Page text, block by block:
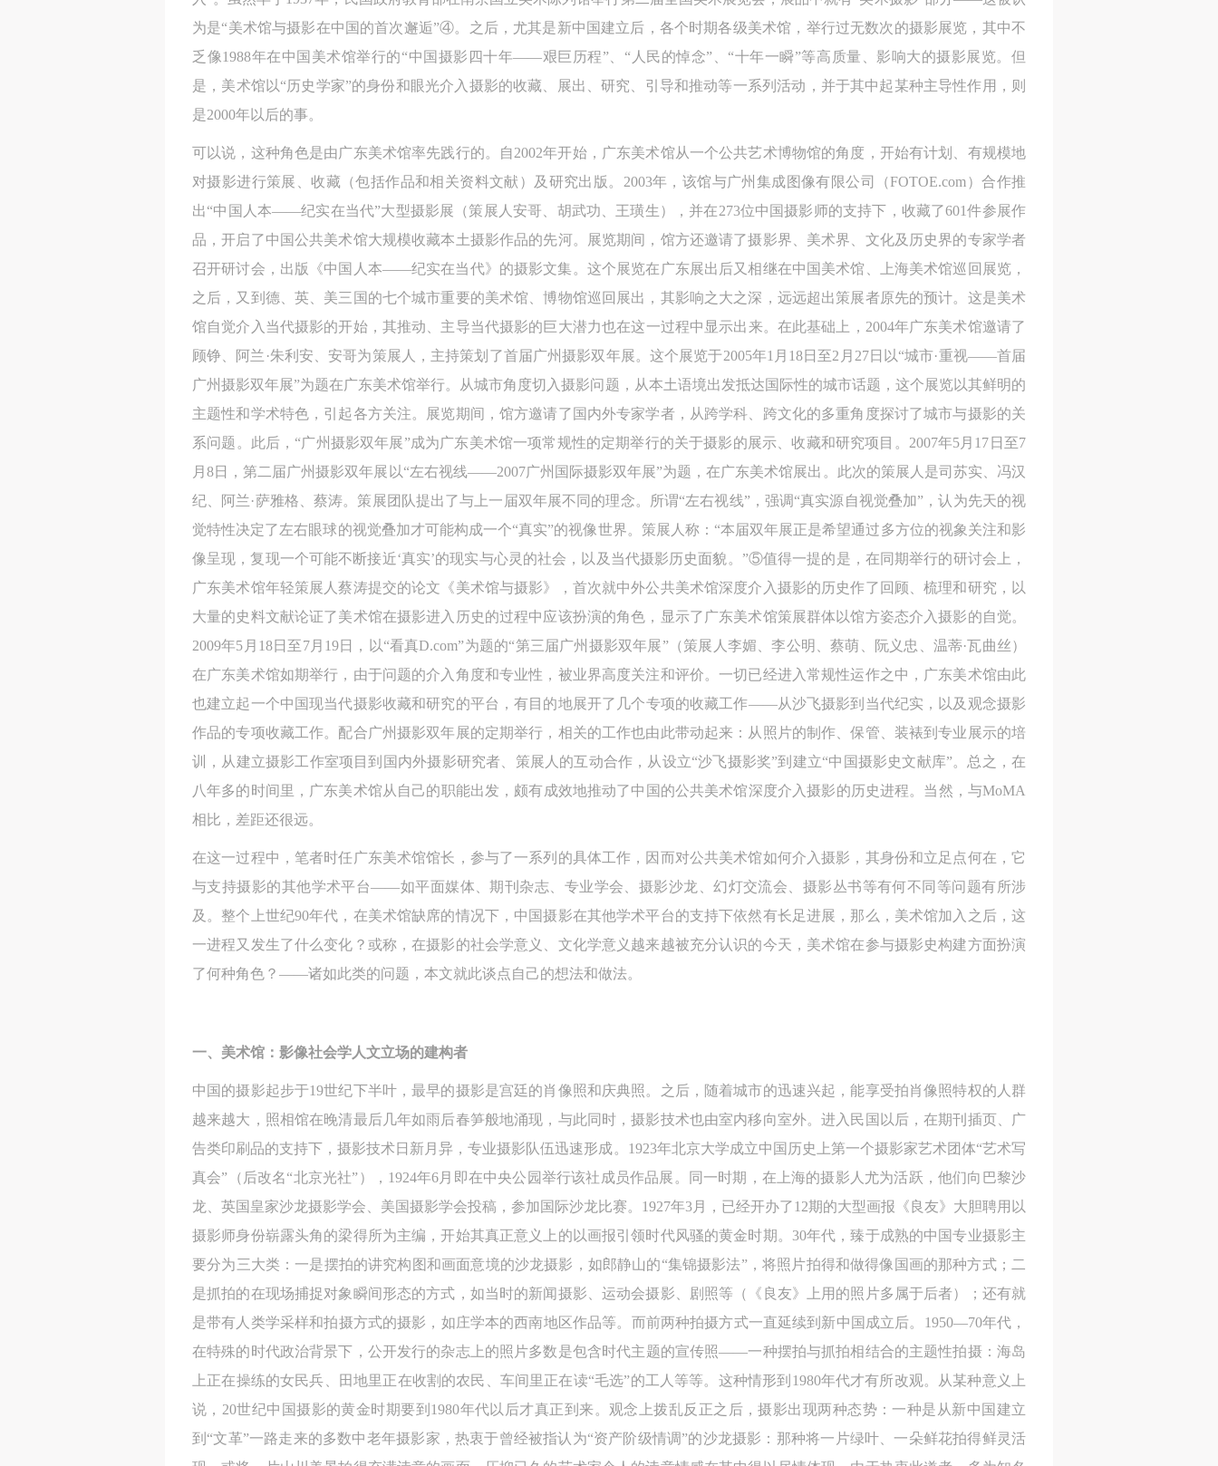
为是“美术馆与摄影在中国的首次邂逅”④。之后，尤其是新中国建立后，各个时期各级美术馆，举行过无数次的摄影展览，其中不
乏像1988年在中国美术馆举行的“中国摄影四十年——艰巨历程”、“人民的悼念”、“十年一瞬”等高质量、影响大的摄影展览。但
是，美术馆以“历史学家”的身份和眼光介入摄影的收藏、展出、研究、引导和推动等一系列活动，并于其中起某种主导性作用，则
是2000年以后的事。
可以说，这种角色是由广东美术馆率先践行的。自2002年开始，广东美术馆从一个公共艺术博物馆的角度，开始有计划、有规模地
对摄影进行策展、收藏（包括作品和相关资料文献）及研究出版。2003年，该馆与广州集成图像有限公司（FOTOE.com）合作推
出“中国人本——纪实在当代”大型摄影展（策展人安哥、胡武功、王璜生），并在273位中国摄影师的支持下，收藏了601件参展作
品，开启了中国公共美术馆大规模收藏本土摄影作品的先河。展览期间，馆方还邀请了摄影界、美术界、文化及历史界的专家学者
召开研讨会，出版《中国人本——纪实在当代》的摄影文集。这个展览在广东展出后又相继在中国美术馆、上海美术馆巡回展览，
之后，又到德、英、美三国的七个城市重要的美术馆、博物馆巡回展出，其影响之大之深，远远超出策展者原先的预计。这是美术
馆自觉介入当代摄影的开始，其推动、主导当代摄影的巨大潜力也在这一过程中显示出来。在此基础上，2004年广东美术馆邀请了
顾铮、阿兰·朱利安、安哥为策展人，主持策划了首届广州摄影双年展。这个展览于2005年1月18日至2月27日以“城市·重视——首届
广州摄影双年展”为题在广东美术馆举行。从城市角度切入摄影问题，从本土语境出发抵达国际性的城市话题，这个展览以其鲜明的
主题性和学术特色，引起各方关注。展览期间，馆方邀请了国内外专家学者，从跨学科、跨文化的多重角度探讨了城市与摄影的关
系问题。此后，“广州摄影双年展”成为广东美术馆一项常规性的定期举行的关于摄影的展示、收藏和研究项目。2007年5月17日至7
月8日，第二届广州摄影双年展以“左右视线——2007广州国际摄影双年展”为题，在广东美术馆展出。此次的策展人是司苏实、冯汉
纪、阿兰·萨雅格、蔡涛。策展团队提出了与上一届双年展不同的理念。所谓“左右视线”，强调“真实源自视觉叠加”，认为先天的视
觉特性决定了左右眼球的视觉叠加才可能构成一个“真实”的视像世界。策展人称：“本届双年展正是希望通过多方位的视象关注和影
像呈现，复现一个可能不断接近‘真实’的现实与心灵的社会，以及当代摄影历史面貌。”⑤值得一提的是，在同期举行的研讨会上，
广东美术馆年轻策展人蔡涛提交的论文《美术馆与摄影》，首次就中外公共美术馆深度介入摄影的历史作了回顾、梳理和研究，以
大量的史料文献论证了美术馆在摄影进入历史的过程中应该扮演的角色，显示了广东美术馆策展群体以馆方姿态介入摄影的自觉。
2009年5月18日至7月19日，以“看真D.com”为题的“第三届广州摄影双年展”（策展人李媚、李公明、蔡萌、阮义忠、温蒂·瓦曲丝）
在广东美术馆如期举行，由于问题的介入角度和专业性，被业界高度关注和评价。一切已经进入常规性运作之中，广东美术馆由此
也建立起一个中国现当代摄影收藏和研究的平台，有目的地展开了几个专项的收藏工作——从沙飞摄影到当代纪实，以及观念摄影
作品的专项收藏工作。配合广州摄影双年展的定期举行，相关的工作也由此带动起来：从照片的制作、保管、装裱到专业展示的培
训，从建立摄影工作室项目到国内外摄影研究者、策展人的互动合作，从设立“沙飞摄影奖”到建立“中国摄影史文献库”。总之，在
八年多的时间里，广东美术馆从自己的职能出发，颇有成效地推动了中国的公共美术馆深度介入摄影的历史进程。当然，与MoMA
相比，差距还很远。
在这一过程中，笔者时任广东美术馆馆长，参与了一系列的具体工作，因而对公共美术馆如何介入摄影，其身份和立足点何在，它
与支持摄影的其他学术平台——如平面媒体、期刊杂志、专业学会、摄影沙龙、幻灯交流会、摄影丛书等有何不同等问题有所涉
及。整个上世纪90年代，在美术馆缺席的情况下，中国摄影在其他学术平台的支持下依然有长足进展，那么，美术馆加入之后，这
一进程又发生了什么变化？或称，在摄影的社会学意义、文化学意义越来越被充分认识的今天，美术馆在参与摄影史构建方面扮演
了何种角色？——诸如此类的问题，本文就此谈点自己的想法和做法。
一、美术馆：影像社会学人文立场的建构者
中国的摄影起步于19世纪下半叶，最早的摄影是宫廷的肖像照和庆典照。之后，随着城市的迅速兴起，能享受拍肖像照特权的人群
越来越大，照相馆在晚清最后几年如雨后春笋般地涌现，与此同时，摄影技术也由室内移向室外。进入民国以后，在期刊插页、广
告类印刷品的支持下，摄影技术日新月异，专业摄影队伍迅速形成。1923年北京大学成立中国历史上第一个摄影家艺术团体“艺术写
真会”（后改名“北京光社”），1924年6月即在中央公园举行该社成员作品展。同一时期，在上海的摄影人尤为活跃，他们向巴黎沙
龙、英国皇家沙龙摄影学会、美国摄影学会投稿，参加国际沙龙比赛。1927年3月，已经开办了12期的大型画报《良友》大胆聘用以
摄影师身份崭露头角的梁得所为主编，开始其真正意义上的以画报引领时代风骚的黄金时期。30年代，臻于成熟的中国专业摄影主
要分为三大类：一是摆拍的讲究构图和画面意境的沙龙摄影，如郎静山的“集锦摄影法”，将照片拍得和做得像国画的那种方式；二
是抓拍的在现场捕捉对象瞬间形态的方式，如当时的新闻摄影、运动会摄影、剧照等（《良友》上用的照片多属于后者）；还有就
是带有人类学采样和拍摄方式的摄影，如庄学本的西南地区作品等。而前两种拍摄方式一直延续到新中国成立后。1950—70年代，
在特殊的时代政治背景下，公开发行的杂志上的照片多数是包含时代主题的宣传照——一种摆拍与抓拍相结合的主题性拍摄：海岛
上正在操练的女民兵、田地里正在收割的农民、车间里正在读“毛选”的工人等等。这种情形到1980年代才有所改观。从某种意义上
说，20世纪中国摄影的黄金时期要到1980年代以后才真正到来。观念上拨乱反正之后，摄影出现两种态势：一种是从新中国建立
到“文革”一路走来的多数中老年摄影家，热衷于曾经被指认为“资产阶级情调”的沙龙摄影：那种将一片绿叶、一朵鲜花拍得鲜灵活
中央美术学院美术馆出版授权协议书
本人完全同意《中央美术学院美术馆》（以下简称“CAFAM”），愿意将本人
参与中央美术学院美术馆公共教育部组织的公益性活动（包括美术馆会员活
动）的涉及本人的图像、照片、文字、著作、活动成果（如参与工作坊创作
的作品）提交中央美术学院用作发表、出版。中央美术学院可以以电子、网
络及其它数字媒体形式公开出版，并同意编入《中国知识资源总库》《中央
美术学院资料库》《中央美术学院美术馆资料库》等相关资料、文献、档案
机构和平台，在中央美术学院中使用和在互联网上传播，同意按相关“章程”规
定享受相关权益。
中央美术学院美术馆活动安全免责协议书
第一条
本次活动公平公正、自愿参加与退出、风险与责任自负的原则。但活动有风
和社会公德规范，并应该具备以人为本、团结友爱、互相帮助和助人为乐的
良好品质。
第三条
参加本次活动人员应该是成年人（具有完全民事行为能力的人，18周岁以
上）未成年人必须在成年人的陪同下参观。
第四条
参加活动者在此次活动期间的人身安全责任自负。鼓励参加者自行购买人身
安全保险。活动中一旦出现事故，活动中任何非事故当事人及美术馆将不承
担人身事故的任何责任，但有互相援助的义务。参加活动的成员应当积极主
第五条
参加活动者在此次活动期间应主动遵守美术馆活动秩序、维护美术馆场地及
展示、展览、馆藏艺术作品及衍生品的安全。活动中一旦因个人原因造成美
术馆场地、空间、艺术品、衍生品等受到不同程度的损失、破坏。活动中任
何非事故当事人及美术馆将不承担相应的责任与损失，应由参与活动者根据
第六条
参与活动者在参与活动时应当在美术馆工作人员及活动导师、教师指导下进
行，并正确的使用活动中所涉及到的绘画工具、创作材料及配套设备、设
施，若参与者因个人原因在使用相应绘画工具、创作材料及配套设备、设施
造成个人受伤、伤害他人及造成相应工具、材料、设备或设施的故障或损
根据《中华人民共和国广告法》、《中华人民共和国民法通则》以及 最高人
民法院关于贯彻执行 《中华人民共和国民法通则》若干问题的意见（试行）>
的有关规定，为明确肖像许可方（甲方）和使用方（乙方）的权利义务关
系，经双方友好协商，甲乙双方就带有甲方肖像的作品的使用达成如下一致
协议：
一、 一般约定
（1）、甲方为本协议中的肖像权人，自愿将自己的肖像权许可乙方作符合本
中央美术学院美术馆出版授权协议书
本人完全同意《中央美术学院美术馆》（以下简称“CAFAM”），愿意将本人
参与中央美术学院美术馆公共教育部组织的公益性活动（包括美术馆会员活
动）的涉及本人的图像、照片、文字、著作、活动成果（如参与工作坊创作
的作品）提交中央美术学院用作发表、出版。中央美术学院可以以电子、网
络及其它数字媒体形式公开出版，并同意编入《中国知识资源总库》《中央
美术学院资料库》《中央美术学院美术馆资料库》等相关资料、文献、档案
机构和平台，在中央美术学院中使用和在互联网上传播，同意按相关“章程”规
定享受相关权益。
中央美术学院美术馆活动安全免责协议书
第一条
本次活动公平公正、自愿参加与退出、风险与责任自负的原则。但活动有风
和社会公德规范，并应该具备以人为本、团结友爱、互相帮助和助人为乐的
良好品质。
第三条
参加本次活动人员应该是成年人（具有完全民事行为能力的人，18周岁以
上）未成年人必须在成年人的陪同下参观。
第四条
参加活动者在此次活动期间的人身安全责任自负。鼓励参加者自行购买人身
安全保险。活动中一旦出现事故，活动中任何非事故当事人及美术馆将不承
担人身事故的任何责任，但有互相援助的义务。参加活动的成员应当积极主
第五条
参加活动者在此次活动期间应主动遵守美术馆活动秩序、维护美术馆场地及
展示、展览、馆藏艺术作品及衍生品的安全。活动中一旦因个人原因造成美
术馆场地、空间、艺术品、衍生品等受到不同程度的损失、破坏。活动中任
何非事故当事人及美术馆将不承担相应的责任与损失，应由参与活动者根据
第六条
参与活动者在参与活动时应当在美术馆工作人员及活动导师、教师指导下进
行，并正确的使用活动中所涉及到的绘画工具、创作材料及配套设备、设
施，若参与者因个人原因在使用相应绘画工具、创作材料及配套设备、设施
造成个人受伤、伤害他人及造成相应工具、材料、设备或设施的故障或损
根据《中华人民共和国广告法》、《中华人民共和国民法通则》以及 最高人
民法院关于贯彻执行 《中华人民共和国民法通则》若干问题的意见（试行）>
的有关规定，为明确肖像许可方（甲方）和使用方（乙方）的权利义务关
系，经双方友好协商，甲乙双方就带有甲方肖像的作品的使用达成如下一致
协议：
一、 一般约定
（1）、甲方为本协议中的肖像权人，自愿将自己的肖像权许可乙方作符合本
中央美术学院美术馆出版授权协议书
本人完全同意《中央美术学院美术馆》（以下简称“CAFAM”），愿意将本人
参与中央美术学院美术馆公共教育部组织的公益性活动（包括美术馆会员活
动）的涉及本人的图像、照片、文字、著作、活动成果（如参与工作坊创作
的作品）提交中央美术学院用作发表、出版。中央美术学院可以以电子、网
络及其它数字媒体形式公开出版，并同意编入《中国知识资源总库》《中央
美术学院资料库》《中央美术学院美术馆资料库》等相关资料、文献、档案
机构和平台，在中央美术学院中使用和在互联网上传播，同意按相关“章程”规
定享受相关权益。
中央美术学院美术馆活动安全免责协议书
第一条
本次活动公平公正、自愿参加与退出、风险与责任自负的原则。但活动有风
和社会公德规范，并应该具备以人为本、团结友爱、互相帮助和助人为乐的
良好品质。
第三条
参加本次活动人员应该是成年人（具有完全民事行为能力的人，18周岁以
上）未成年人必须在成年人的陪同下参观。
第四条
参加活动者在此次活动期间的人身安全责任自负。鼓励参加者自行购买人身
安全保险。活动中一旦出现事故，活动中任何非事故当事人及美术馆将不承
担人身事故的任何责任，但有互相援助的义务。参加活动的成员应当积极主
第五条
参加活动者在此次活动期间应主动遵守美术馆活动秩序、维护美术馆场地及
展示、展览、馆藏艺术作品及衍生品的安全。活动中一旦因个人原因造成美
术馆场地、空间、艺术品、衍生品等受到不同程度的损失、破坏。活动中任
何非事故当事人及美术馆将不承担相应的责任与损失，应由参与活动者根据
第六条
参与活动者在参与活动时应当在美术馆工作人员及活动导师、教师指导下进
行，并正确的使用活动中所涉及到的绘画工具、创作材料及配套设备、设
施，若参与者因个人原因在使用相应绘画工具、创作材料及配套设备、设施
造成个人受伤、伤害他人及造成相应工具、材料、设备或设施的故障或损
根据《中华人民共和国广告法》、《中华人民共和国民法通则》以及 最高人
民法院关于贯彻执行 《中华人民共和国民法通则》若干问题的意见（试行）>
的有关规定，为明确肖像许可方（甲方）和使用方（乙方）的权利义务关
系，经双方友好协商，甲乙双方就带有甲方肖像的作品的使用达成如下一致
协议：
一、 一般约定
（1）、甲方为本协议中的肖像权人，自愿将自己的肖像权许可乙方作符合本
手机号码 发送验证码
手机号码将作为您的登录账号
登录
可使用雅昌艺术网会员账户登录